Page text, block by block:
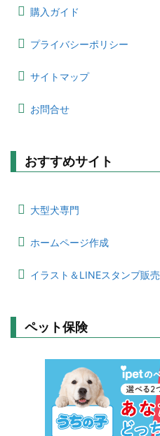
購入ガイド
プライバシーポリシー
サイトマップ
お問合せ
おすすめサイト
大型犬専門
ホームページ作成
イラスト＆LINEスタンプ販売
ペット保険